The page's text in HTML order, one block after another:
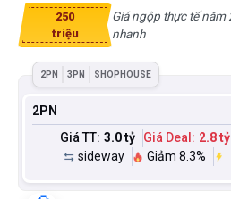
250
triệu
Giá ngộp thực tế năm
nhanh
2PN 3PN SHOPHOUSE
2PN
Giá TT: 3.0 tỷ Giá Deal: 2.8 tỷ
sideway
Giảm 8.3%